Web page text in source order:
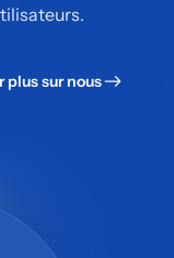
plus sur nous